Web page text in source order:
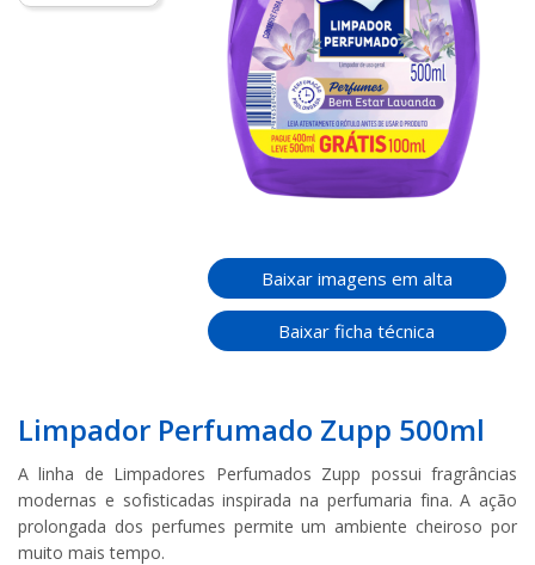
Baixar imagens em alta
Baixar ficha técnica
Limpador Perfumado Zupp 500ml
A linha de Limpadores Perfumados Zupp possui fragrâncias
modernas e sofisticadas inspirada na perfumaria fina. A ação
prolongada dos perfumes permite um ambiente cheiroso por
muito mais tempo.